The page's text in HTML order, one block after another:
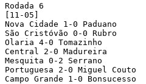
Rodada 6
[11-05]
Nova Cidade 1-0 Paduano
São Cristóvão 0-0 Rubro
Olaria 4-0 Tomazinho
Central 2-0 Madureira
Mesquita 0-2 Serrano
Portuguesa 2-0 Miguel Couto
Campo Grande 1-0 Bonsucesso